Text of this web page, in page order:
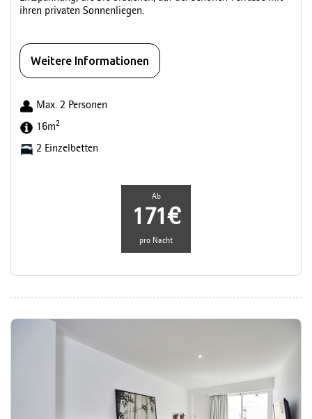
ihren privaten Sonnenliegen.
Weitere Informationen
Max. 2 Personen
16m2
2 Einzelbetten
Ab
171€
pro Nacht